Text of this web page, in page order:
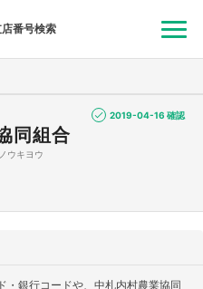
番号検索
同組合
ウキヨウ
2019-04-16 確認
・銀行コードや、中札内村農業協同